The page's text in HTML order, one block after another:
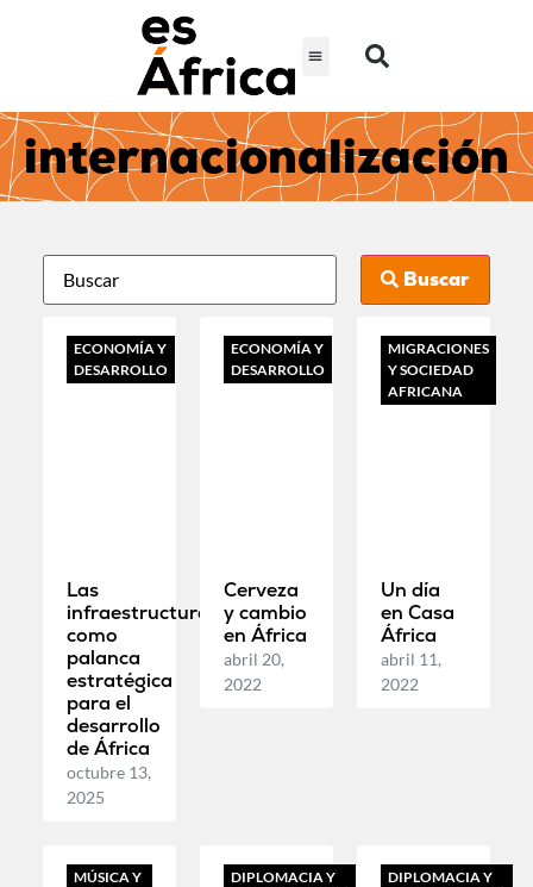
internacionalización
Buscar
ECONOMÍA Y
DESARROLLO
Las
infraestructuras
como
palanca
estratégica
para el
desarrollo
de África
octubre 13,
2025
ECONOMÍA Y
DESARROLLO
Cerveza
y cambio
en África
abril 20,
2022
MIGRACIONES
Y SOCIEDAD
AFRICANA
Un día
en Casa
África
abril 11,
2022
MÚSICA Y
DIPLOMACIA Y
DIPLOMACIA Y